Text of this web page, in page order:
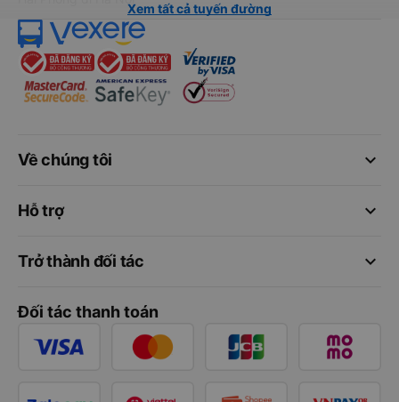
Xem tất cả tuyến đường
keyboard_arrow_down
Về chúng tôi
keyboard_arrow_down
Hỗ trợ
keyboard_arrow_down
Trở thành đối tác
Đối tác thanh toán